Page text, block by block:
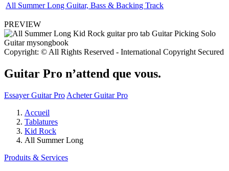
All Summer Long Guitar, Bass & Backing Track
PREVIEW
Copyright: © All Rights Reserved - International Copyright Secured
Guitar Pro n’attend que vous.
Essayer Guitar Pro Acheter Guitar Pro
Accueil
Tablatures
Kid Rock
All Summer Long
Produits & Services